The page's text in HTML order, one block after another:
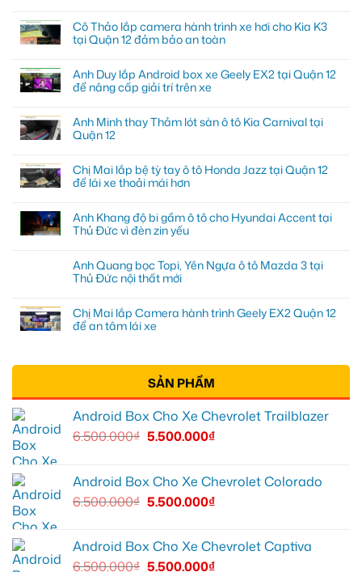
Cô Thảo lắp camera hành trình xe hơi cho Kia K3
tại Quận 12 đảm bảo an toàn
Anh Duy lắp Android box xe Geely EX2 tại Quận 12
để nâng cấp giải trí trên xe
Anh Minh thay Thảm lót sàn ô tô Kia Carnival tại
Quận 12
Chị Mai lắp bệ tỳ tay ô tô Honda Jazz tại Quận 12
để lái xe thoải mái hơn
Anh Khang độ bi gầm ô tô cho Hyundai Accent tại
Thủ Đức vì đèn zin yếu
Anh Quang bọc Topi, Yên Ngựa ô tô Mazda 3 tại
Thủ Đức nội thất mới
Chị Mai lắp Camera hành trình Geely EX2 Quận 12
để an tâm lái xe
SẢN PHẨM
Android Box Cho Xe Chevrolet Trailblazer
6.500.000₫ 5.500.000₫
Android Box Cho Xe Chevrolet Colorado
6.500.000₫ 5.500.000₫
Android Box Cho Xe Chevrolet Captiva
6.500.000₫ 5.500.000₫